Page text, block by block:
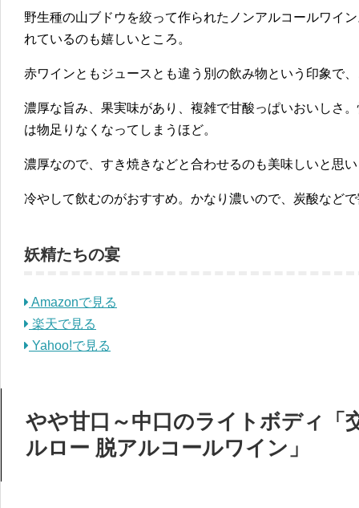
野生種の山ブドウを絞って作られたノンアルコールワイ
れているのも嬉しいところ。
赤ワインともジュースとも違う別の飲み物という印象で
濃厚な旨み、果実味があり、複雑で甘酸っぱいおいしさ
は物足りなくなってしまうほど。
濃厚なので、すき焼きなどと合わせるのも美味しいと思
冷やして飲むのがおすすめ。かなり濃いので、炭酸など
妖精たちの宴
Amazonで見る
楽天で見る
Yahoo!で見る
やや甘口～中口のライトボディ「
ルロー 脱アルコールワイン」